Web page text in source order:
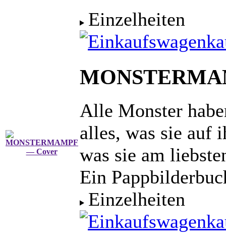
Einzelheiten
Alle Monster
alles, was sie auf
was sie am
Ein
Einzelheiten